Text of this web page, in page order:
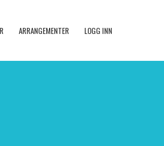
ARRANGEMENTER LOGG INN